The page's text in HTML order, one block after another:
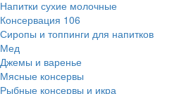
Напитки сухие молочные
Консервация 106
Сиропы и топпинги для напитков
Мед
Джемы и варенье
Мясные консервы
Рыбные консервы и икра